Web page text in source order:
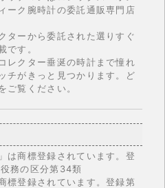
ーク腕時計の委託通販専門店
ターから委託された選りすぐ
です。
レクター垂涎の時計まで憧れ
チがきっと見つかります。ど
ご覧ください。
は商標登録されています。登
務の区分第34類
標登録されています。登録第